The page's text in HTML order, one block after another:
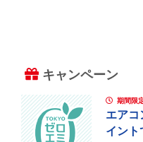
キャンペーン
期間限
エアコ
イント